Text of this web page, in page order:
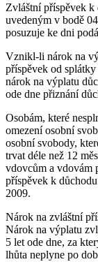
Zvláštní příspěvek k
uvedeným v bodě
posuzuje ke dni
Vznikl-li nárok na
příspěvek od
nárok na výplatu
ode dne přiznání
Osobám, které
omezení osobní
osobní svobody,
trvat déle než 12
vdovcům a vdovám
příspěvek k
2009.
Nárok na zvláštní
Nárok na výplatu
5 let ode dne, za
lhůta neplyne po